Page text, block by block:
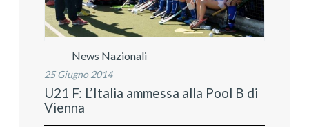
News Nazionali
25 Giugno 2014
U21 F: L’Italia ammessa alla Pool B di
Vienna